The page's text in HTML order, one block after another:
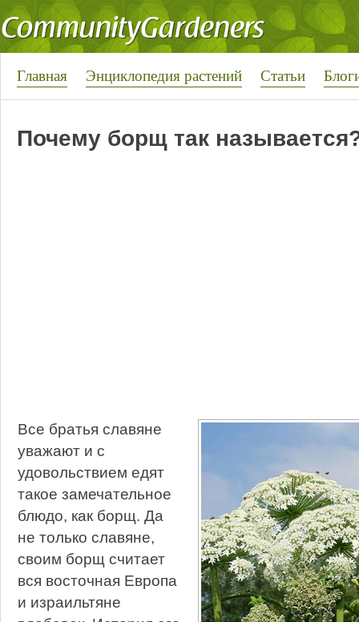
Главная Энциклопедия растений Статьи
Почему борщ так
Все братья славяне
уважают и с
удовольствием едят
такое замечательное
блюдо, как борщ. Да
не только славяне,
своим борщ считает
вся восточная Европа
и израильтяне